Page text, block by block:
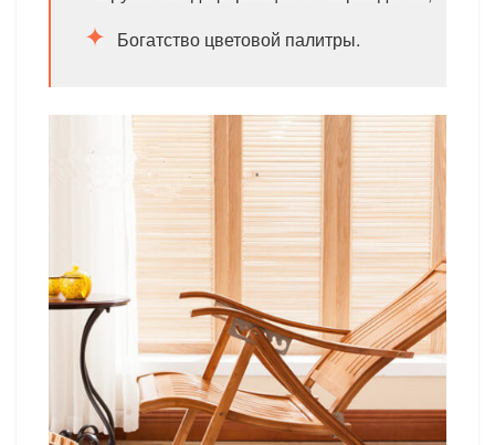
Богатство цветовой палитры.